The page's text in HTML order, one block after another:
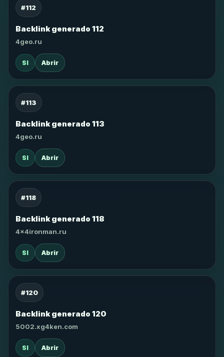
#112
Backlink generado 112
4geo.ru
SI Abrir
#113
Backlink generado 113
4geo.ru
SI Abrir
#118
Backlink generado 118
4x4ironman.ru
SI Abrir
#120
Backlink generado 120
5002.xg4ken.com
SI Abrir